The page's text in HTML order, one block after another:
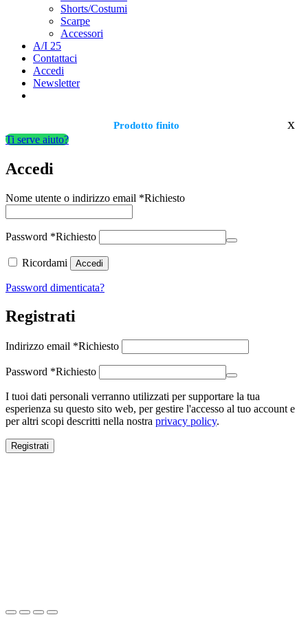
Shorts/Costumi
Scarpe
Accessori
A/I 25
Contattaci
Accedi
Newsletter
Prodotto finito x
Ti serve aiuto?
Accedi
Nome utente o indirizzo email *Richiesto
Password *Richiesto
Ricordami Accedi
Password dimenticata?
Registrati
Indirizzo email *Richiesto
Password *Richiesto
I tuoi dati personali verranno utilizzati per supportare la tua
esperienza su questo sito web, per gestire l'accesso al tuo account e
per altri scopi descritti nella nostra privacy policy.
Registrati